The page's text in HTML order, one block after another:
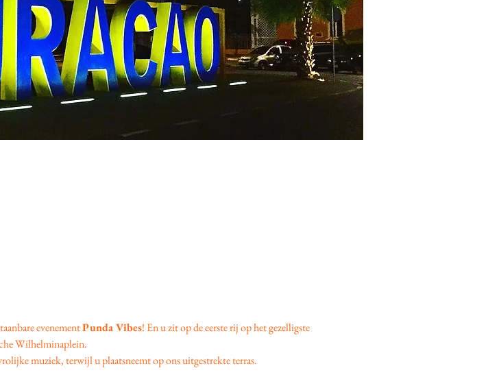
evenement Punda Vibes! En u zit op de eerste rij op het gezelligste
Wilhelminaplein.
muziek, terwijl u plaatsneemt op ons uitgestrekte terras.